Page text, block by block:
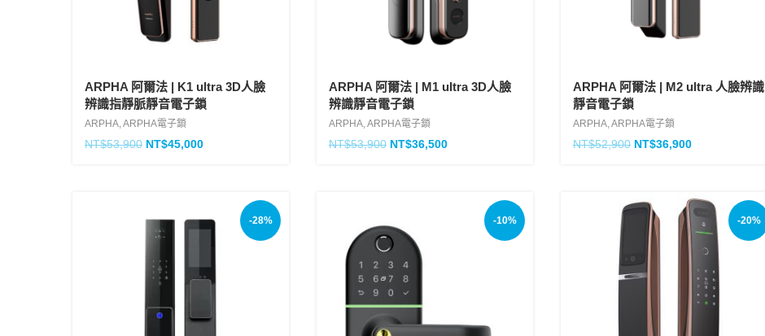
ARPHA 阿爾法 | K1 ultra 3D人臉
辨識指靜脈靜音電子鎖
ARPHA,ARPHA電子鎖
NT$53,900 NT$45,000
ARPHA 阿爾法 | M1 ultra 3D人臉
辨識靜音電子鎖
ARPHA,ARPHA電子鎖
NT$53,900 NT$36,500
ARPHA 阿爾法 | M2 ultra 人臉辨識
靜音電子鎖
ARPHA,ARPHA電子鎖
NT$52,900 NT$36,900
-28% -10% -20%